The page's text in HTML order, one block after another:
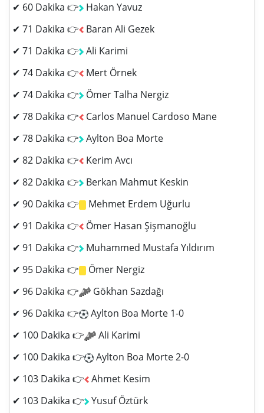
✔ 60 Dakika 👉 Hakan Yavuz
✔ 71 Dakika 👉
Baran Ali Gezek
✔ 71 Dakika 👉 Ali Karimi
✔ 74 Dakika 👉
Mert Örnek
✔ 74 Dakika 👉 Ömer Talha Nergiz
✔ 78 Dakika 👉
Carlos Manuel Cardoso Mane
✔ 78 Dakika 👉 Aylton Boa Morte
✔ 82 Dakika 👉
Kerim Avcı
✔ 82 Dakika 👉 Berkan Mahmut Keskin
✔ 90 Dakika 👉
Mehmet Erdem Uğurlu
✔ 91 Dakika 👉
Ömer Hasan Şişmanoğlu
✔ 91 Dakika 👉 Muhammed Mustafa Yıldırım
✔ 95 Dakika 👉
Ömer Nergiz
✔ 96 Dakika 👉
Gökhan Sazdağı
✔ 96 Dakika 👉
Aylton Boa Morte 1-0
✔ 100 Dakika 👉
Ali Karimi
✔ 100 Dakika 👉
Aylton Boa Morte 2-0
✔ 103 Dakika 👉 Ahmet Kesim
✔ 103 Dakika 👉 Yusuf Öztürk